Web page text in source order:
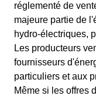
réglementé de
majeure partie de
hydro-électriques,
Les producteurs
fournisseurs
particuliers et aux
Même si les offres